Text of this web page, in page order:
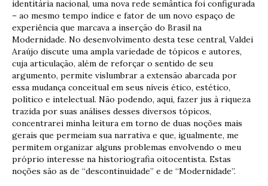
identitária nacional, uma nova rede semântica foi configurada
– ao mesmo tempo índice e fator de um novo espaço de
experiência que marcava a inserção do Brasil na
Modernidade. No desenvolvimento desta tese central, Valdei
Araújo discute uma ampla variedade de tópicos e autores,
cuja articulação, além de reforçar o sentido de seu
argumento, permite vislumbrar a extensão abarcada por
essa mudança conceitual em seus níveis ético, estético,
político e intelectual. Não podendo, aqui, fazer jus à riqueza
trazida por suas análises desses diversos tópicos,
concentrarei minha leitura em torno de duas noções mais
gerais que permeiam sua narrativa e que, igualmente, me
permitem organizar alguns problemas envolvendo o meu
próprio interesse na historiografia oitocentista. Estas
noções são as de “descontinuidade” e de “Modernidade”.